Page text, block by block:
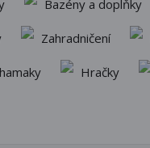
Bazény a doplňky
Zahradničení
Hračky